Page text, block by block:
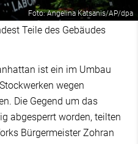
Foto: Angelina Katsanis/AP/dpa
Teile des Gebäudes
ist ein im Umbau
wegen
Die Gegend um das
abgesperrt worden, teilten
Bürgermeister Zohran